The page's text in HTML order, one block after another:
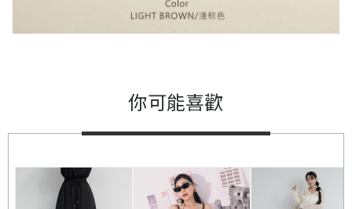
你可能喜歡